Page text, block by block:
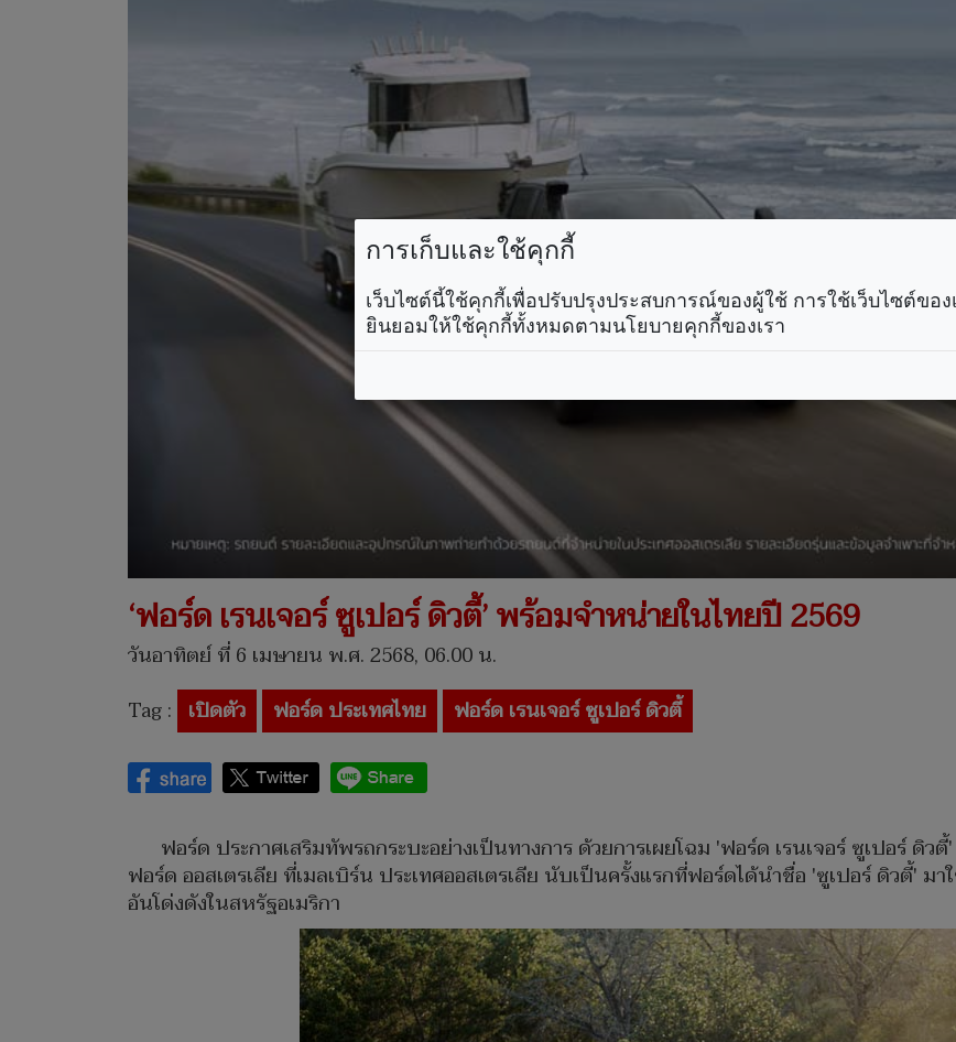
‘ฟอร์ด เรนเจอร์ ซูเปอร์ ดิวตี้’ พร้อมจำหน่ายในไทยปี 2569
วันอาทิตย์ ที่ 6 เมษายน พ.ศ. 2568, 06.00 น.
Tag : เปิดตัว ฟอร์ด ประเทศไทย ฟอร์ด เรนเจอร์ ซูเปอร์ ดิวตี้
ฟอร์ด ประกาศเสริมทัพรถกระบะอย่างเป็นทางการ ด้วยการเผยโฉม 'ฟอร์ด เรนเจอร์ ซูเปอร์ ดิว
ฟอร์ด ออสเตรเลีย ที่เมลเบิร์น ประเทศออสเตรเลีย นับเป็นครั้งแรกที่ฟอร์ดได้นำชื่อ 'ซูเปอร์ ดิวตี้' ม
อันโด่งดังในสหรัฐอเมริกา
การเก็บและใช้คุกกี้
เว็บไซต์นี้ใช้คุกกี้เพื่อปรับปรุงประสบการณ์ของผู้ใช้ การใช้เว็บไซต์ขอ
ยินยอมให้ใช้คุกกี้ทั้งหมดตามนโยบายคุกกี้ของเรา